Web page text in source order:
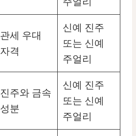
관세 우대
자격
신예 진주
또는 신예
주얼리
진주와 금속
성분
신예 진주
또는 신예
주얼리